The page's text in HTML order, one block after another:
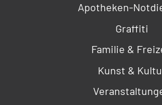
Apotheken-
Graffiti
Familie &
Kunst &